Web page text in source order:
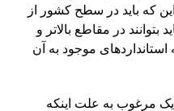
که باید در سطح کشور از
بتوانند در مقاطع بالاتر و
موجود به آن
یک مرغوب به علت اینکه